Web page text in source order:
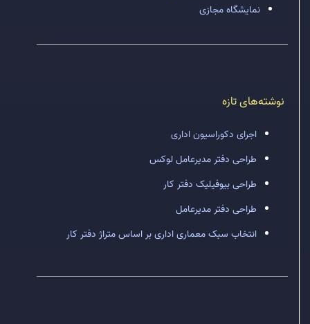
نمایشگاه مجازی
نوشته‌های تازه
اجرای دکوراسیون اداری
طراحی دفتر مدیرعامل لوکس
طراحی بیوفیلیک دفتر کار
طراحی دفتر مدیرعامل
انتخاب سبک معماری اداری بر اساس متراژ دفتر کار